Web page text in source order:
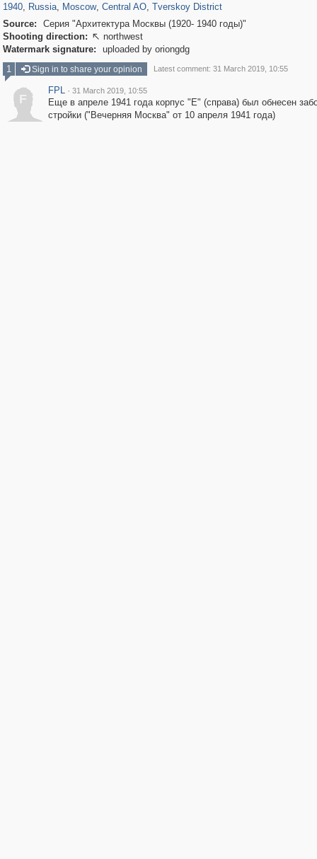
1940, Russia, Moscow, Central AO, Tverskoy District
Source:
Серия "Архитектура Москвы (1920- 1940 годы)"
Shooting direction:  northwest
Watermark signature:
uploaded by oriongdg
1
Sign in to share your opinion Latest comment: 31 March 2019, 10:55
F
FPL · 31 March 2019, 10:55
Еще в апреле 1941 года корпус "Е" (справа) был обнесен
стройки ("Вечерняя Москва" от 10 апреля 1941 года)